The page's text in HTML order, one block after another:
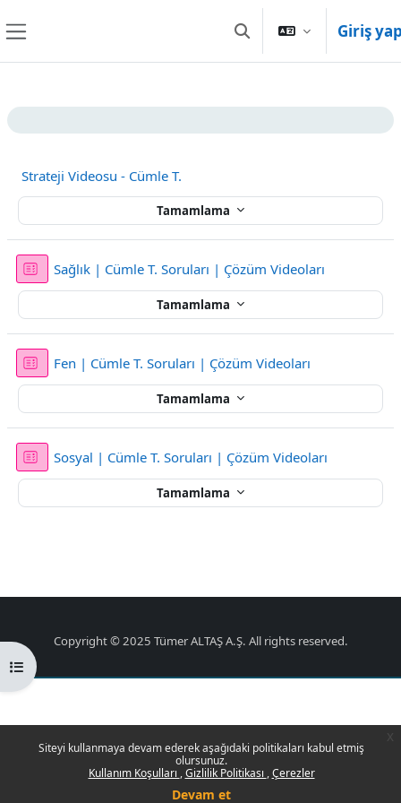
Siteyi kullanmaya devam ederek aşağıdaki politikaları kabul etmiş
olursunuz.
Kullanım Koşulları Gizlilik Politikası Çerezler
Devam et
Arama girişini değiştir
Giriş
Kurs dizinini aç
Bölüm anahatları
Tamamlama
Strateji Videosu - Cümle T.
Sağlık | Cümle T. Soruları | Çözüm Videoları
Tamamlama
Fen | Cümle T. Soruları | Çözüm Videoları
Tamamlama
Sosyal | Cümle T. Soruları | Çözüm Videoları
Tamamlama
Copyright © 2025 Tümer ALTAŞ A.Ş. All rights reserved.